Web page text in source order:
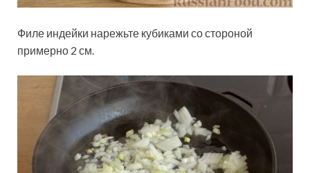
Филе индейки нарежьте кубиками со стороной
примерно 2 см.